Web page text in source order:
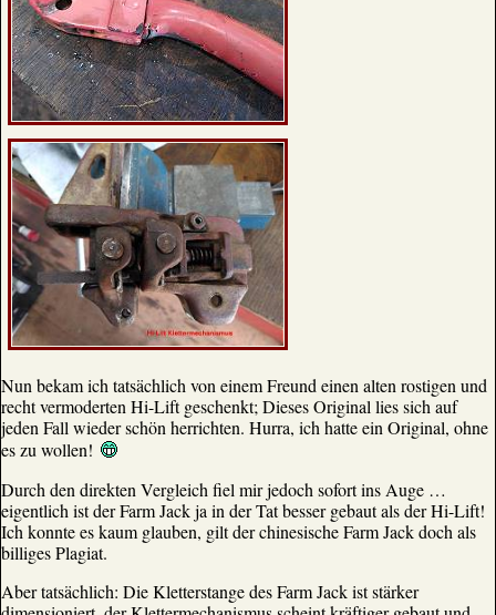
Nun bekam ich tatsächlich von einem Freund einen alten rostigen und
recht vermoderten Hi-Lift geschenkt; Dieses Original lies sich auf
jeden Fall wieder schön herrichten. Hurra, ich hatte ein Original, ohne
es zu wollen!
Durch den direkten Vergleich fiel mir jedoch sofort ins Auge …
eigentlich ist der Farm Jack ja in der Tat besser gebaut als der Hi-Lift!
Ich konnte es kaum glauben, gilt der chinesische Farm Jack doch als
billiges Plagiat.
Aber tatsächlich: Die Kletterstange des Farm Jack ist stärker